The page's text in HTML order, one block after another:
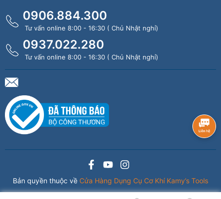
0906.884.300
Tư vấn online 8:00 - 16:30 ( Chủ Nhật nghỉ)
0937.022.280
Tư vấn online 8:00 - 16:30 ( Chủ Nhật nghỉ)
Bản quyền thuộc về Cửa Hàng Dụng Cụ Cơ Khí Kamy’s Tools